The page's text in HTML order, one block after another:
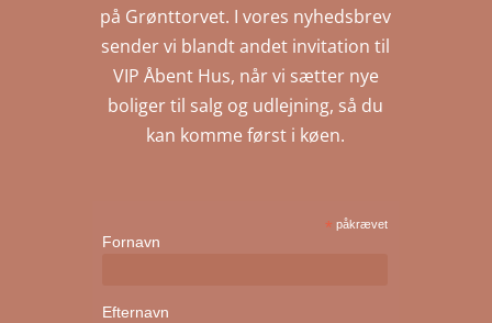
på Grønttorvet. I vores nyhedsbrev
sender vi blandt andet invitation til
VIP Åbent Hus, når vi sætter nye
boliger til salg og udlejning, så du
kan komme først i køen.
* påkrævet
Fornavn
Efternavn